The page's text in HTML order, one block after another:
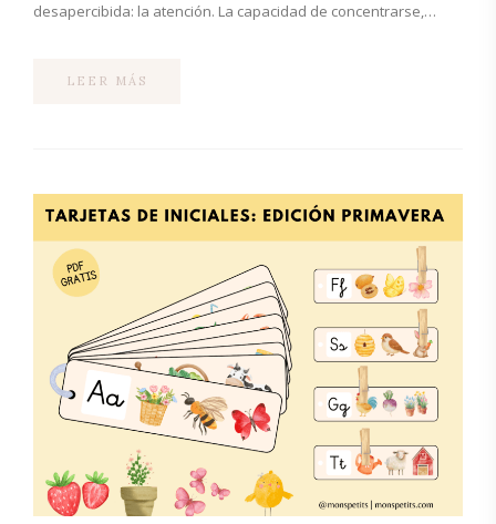
desapercibida: la atención. La capacidad de concentrarse,…
LEER MÁS